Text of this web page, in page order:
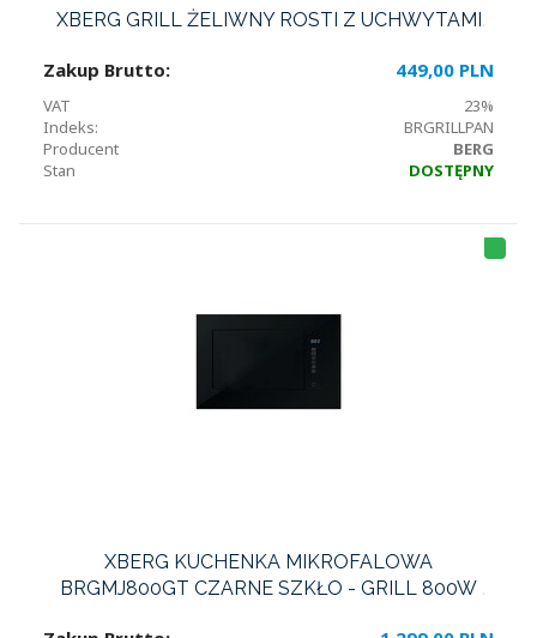
XBERG GRILL ŻELIWNY ROSTI Z UCHWYTAMI
Zakup Brutto: 449,00 PLN
VAT
23%
Indeks:
BRGRILLPAN
Producent
BERG
Stan
DOSTĘPNY
T
LI
XBERG KUCHENKA MIKROFALOWA
BRGMJ800GT CZARNE SZKŁO - GRILL 800W